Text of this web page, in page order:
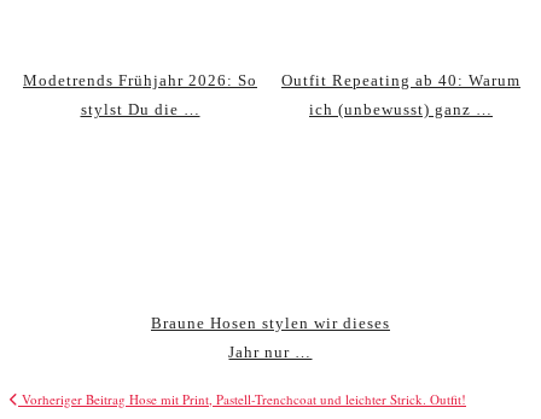
Modetrends Frühjahr 2026: So
stylst Du die …
Outfit Repeating ab 40: Warum
ich (unbewusst) ganz …
Braune Hosen stylen wir dieses
Jahr nur …
Vorheriger Beitrag Hose mit Print, Pastell-Trenchcoat und leichter Strick. Outfit!